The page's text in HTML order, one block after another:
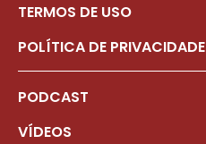
TERMOS DE USO
POLÍTICA DE PRIVACIDADE
PODCAST
VÍDEOS